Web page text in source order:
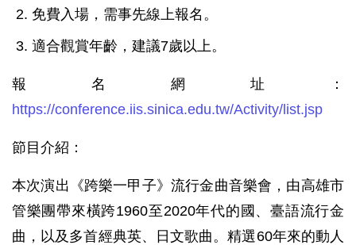
免費入場，需事先線上報名。
適合觀賞年齡，建議7歲以上。
報名網址：
https://conference.iis.sinica.edu.tw/Activity/list.jsp
節目介紹：
本次演出《跨樂一甲子》流行金曲音樂會，由高雄市
管樂團帶來橫跨1960至2020年代的國、臺語流行金
曲，以及多首經典英、日文歌曲。精選60年來的動人